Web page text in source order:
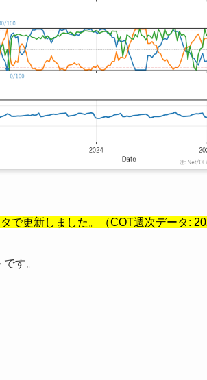
で更新しました。（COT週次データ:
す。